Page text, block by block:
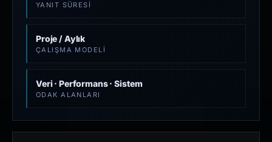
YANIT SÜRESI
Proje / Aylık
ÇALIŞMA MODELI
Veri · Performans · Sistem
ODAK ALANLARI